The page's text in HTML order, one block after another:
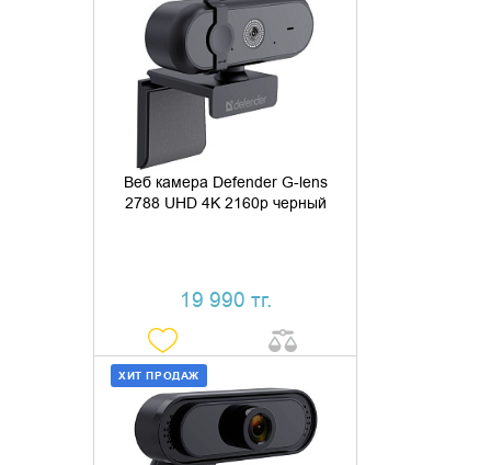
Веб камера Defender G-lens
2788 UHD 4K 2160p черный
19 990 тг.
ДОБАВИТЬ В КОРЗИНУ
КУПИТЬ В 1 КЛИК
ХИТ ПРОДАЖ
ДОБАВИТЬ В КОРЗИНУ